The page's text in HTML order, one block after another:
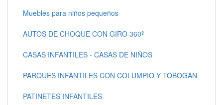
Muebles para niños pequeños
AUTOS DE CHOQUE CON GIRO 360º
CASAS INFANTILES - CASAS DE NIÑOS
PARQUES INFANTILES CON COLUMPIO Y TOBOGAN
PATINETES INFANTILES